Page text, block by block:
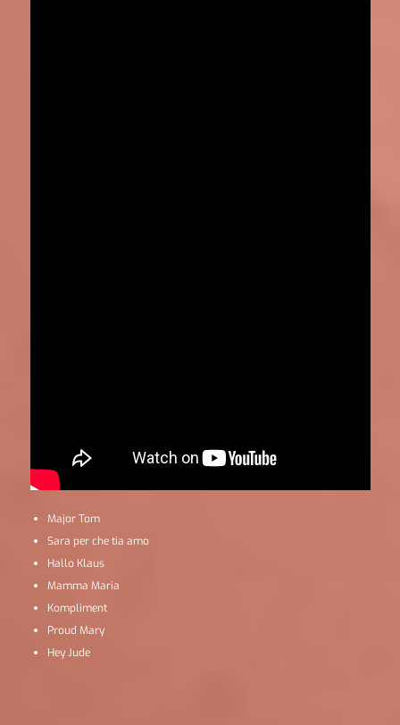
Major Tom
Sara per che tia amo
Hallo Klaus
Mamma Maria
Kompliment
Proud Mary
Hey Jude